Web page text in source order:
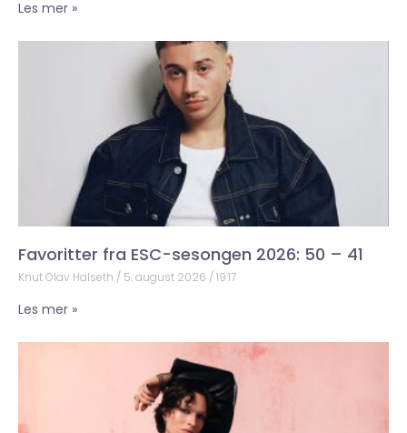
Les mer »
Favoritter fra ESC-sesongen 2026: 50 – 41
Knut Olav Halseth 5. august 2026 19:17
Les mer »